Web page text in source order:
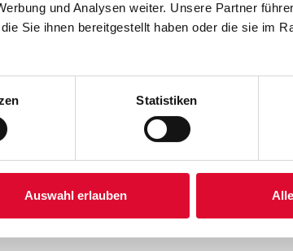
und Analysen weiter. Unsere Partner
Sie ihnen bereitgestellt haben oder die sie im
Statistiken
Auswahl erlauben
Wir sind